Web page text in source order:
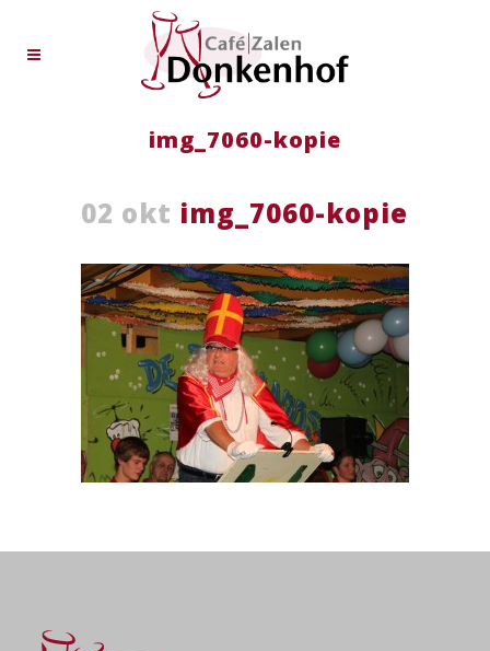
img_7060-kopie
02 okt img_7060-kopie